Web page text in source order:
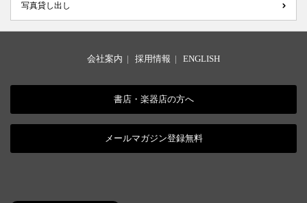
写真貸し出し
会社案内 | 採用情報 | ENGLISH
書店・楽器店の方へ
メールマガジン登録無料